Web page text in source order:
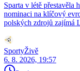
Sparta v létě přestavěla
nominaci na klíčový
polských zdrojů zajímá
SportyŽivě
6. 8. 2026, 19:57